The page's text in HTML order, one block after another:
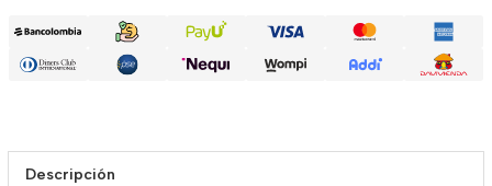
Descripción